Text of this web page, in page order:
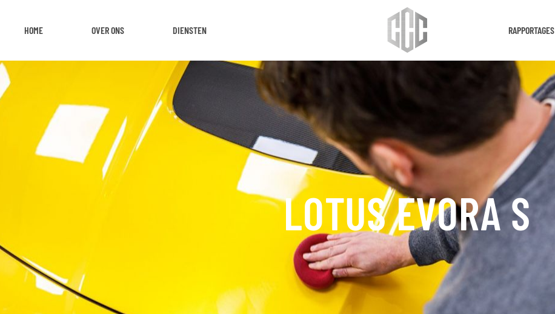
HOME OVER ONS DIENSTEN RAPPORTAGES
LOTUS EVORA S